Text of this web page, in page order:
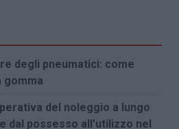
degli pneumatici: come
gomma
del noleggio a lungo
dal possesso all’utilizzo nel